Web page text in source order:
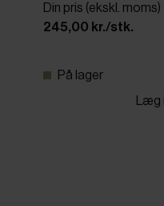
Din pris (ekskl. moms)
245,00 kr./stk.
På lager
Læg